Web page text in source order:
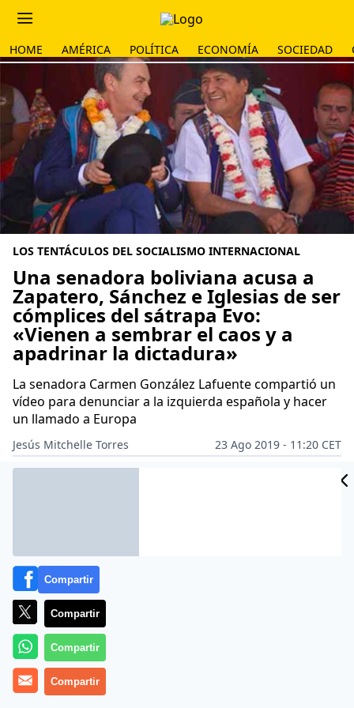
HOME AMÉRICA POLÍTICA ECONOMÍA SOCIEDAD
LOS TENTÁCULOS DEL SOCIALISMO INTERNACIONAL
Una senadora boliviana acusa a
Zapatero, Sánchez e Iglesias de ser
cómplices del sátrapa Evo:
«Vienen a sembrar el caos y a
apadrinar la dictadura»
La senadora Carmen González Lafuente compartió un
vídeo para denunciar a la izquierda española y hacer
un llamado a Europa
Jesús Mitchelle Torres
23 Ago 2019 - 11:20 CET
Archivado en:
Compartir
Compartir
Compartir
Compartir